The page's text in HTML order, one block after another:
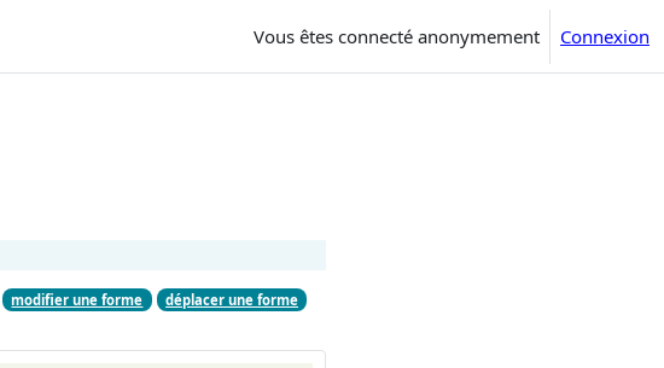
Vous êtes connecté anonymement Connexion
modifier une forme
déplacer une forme